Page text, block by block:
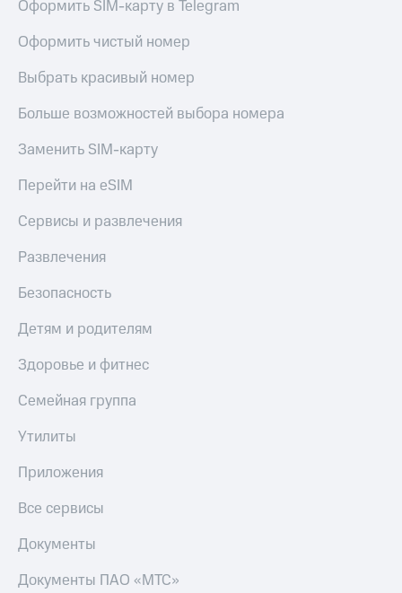
Оформить SIM-карту в Telegram
Оформить чистый номер
Выбрать красивый номер
Больше возможностей выбора номера
Заменить SIM-карту
Перейти на eSIM
Сервисы и развлечения
Развлечения
Безопасность
Детям и родителям
Здоровье и фитнес
Семейная группа
Утилиты
Приложения
Все сервисы
Документы
Документы ПАО «МТС»